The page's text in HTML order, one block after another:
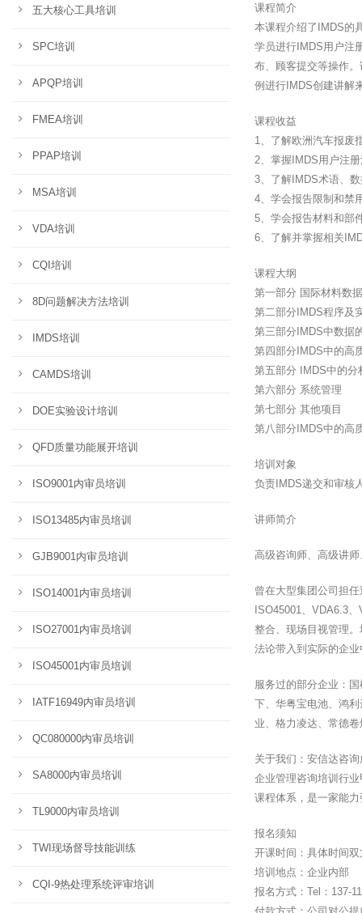
课程简介
本课程介绍了IMDS的
学员进行IMDS用户注
布、顾客提交等操作
例进行IMDS创建讲解
课程收益
1、了解欧洲汽车报废
2、掌握IMDS用户注
3、了解IMDS术语、
4、学会报告限制和禁
5、学会报告材料和部
6、了解并掌握相关
课程大纲
第一部分 国际材料数
第二部分IMDS程序及
第三部分IMDS中数据
第四部分IMDS中的高
第五部分 IMDS中的分
第六部分 系统管理
第七部分 其他项目
第八部分IMDS中的高
培训对象
负责IMDS递交和审核
讲师简介
高级咨询师、高级讲
曾在大型集团公司担
ISO45001、VDA6.3
整合、现场目视管理
法论带入到实际的企业
服务过的部分企业：
下、华粤宝电池、鸿
业、格力凌达、常德卷
关于我们：安信达咨
企业管理咨询培训行
课程体系，是一家能
报名须知
开课时间：具体时间
培训地点：企业内部
报名方式：Tel：137-
五大核心工具培训
SPC培训
APQP培训
FMEA培训
PPAP培训
MSA培训
VDA培训
CQI培训
8D问题解决方法培训
IMDS培训
CAMDS培训
DOE实验设计培训
QFD质量功能展开培训
ISO9001内审员培训
ISO13485内审员培训
GJB9001内审员培训
ISO14001内审员培训
ISO27001内审员培训
ISO45001内审员培训
IATF16949内审员培训
QC080000内审员培训
SA8000内审员培训
TL9000内审员培训
TWI现场督导技能训练
CQI-9热处理系统评审培训